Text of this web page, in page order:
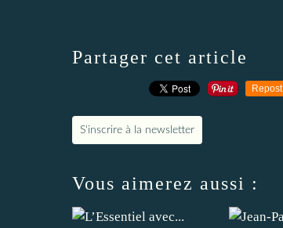
Partager cet article
Repost
S'inscrire à la newsletter
Vous aimerez aussi :